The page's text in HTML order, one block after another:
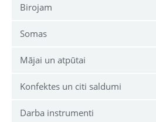
Birojam
Somas
Mājai un atpūtai
Konfektes un citi saldumi
Darba instrumenti